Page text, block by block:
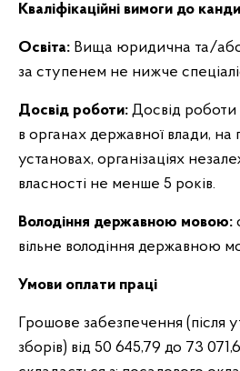
Кваліфікаційні вимоги до
Освіта: Вища юридична та/або
за ступенем не нижче
Досвід роботи: Досвід роботи
в органах державної влади, на
установах, організаціях
власності не менше 5 років.
Володіння державною мовою:
вільне володіння державною
Умови оплати праці
Грошове забезпечення (після
зборів) від 50 645,79 до 73